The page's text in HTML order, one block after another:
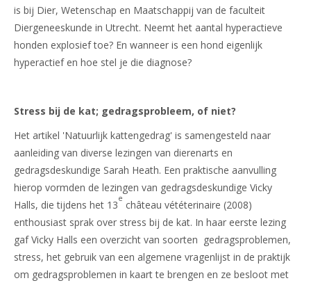
is bij Dier, Wetenschap en Maatschappij van de faculteit
Diergeneeskunde in Utrecht. Neemt het aantal hyperactieve
honden explosief toe? En wanneer is een hond eigenlijk
hyperactief en hoe stel je die diagnose?
Stress bij de kat; gedragsprobleem, of niet?
Het artikel 'Natuurlijk kattengedrag' is samengesteld naar
aanleiding van diverse lezingen van dierenarts en
gedragsdeskundige Sarah Heath. Een praktische aanvulling
hierop vormden de lezingen van gedragsdeskundige Vicky
Halls, die tijdens het 13e château vététerinaire (2008)
enthousiast sprak over stress bij de kat. In haar eerste lezing
gaf Vicky Halls een overzicht van soorten gedragsproblemen,
stress, het gebruik van een algemene vragenlijst in de praktijk
om gedragsproblemen in kaart te brengen en ze besloot met